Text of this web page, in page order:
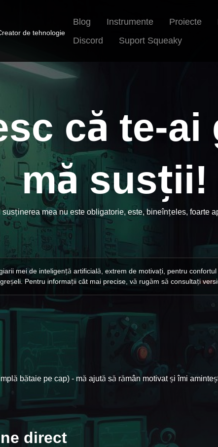
de tehnologie
Blog Instrumente Proiecte
Discord
Suport Squeaky
că te-ai
mă susții!
susținerea mea nu este obligatorie, este, bineînțeles, foarte
mei de inteligență artificială, extrem de motivați, pentru
Pentru informații cât mai precise, vă rugăm să consultați
bătaie pe cap) - mă ajută să rămân motivat și îmi
direct